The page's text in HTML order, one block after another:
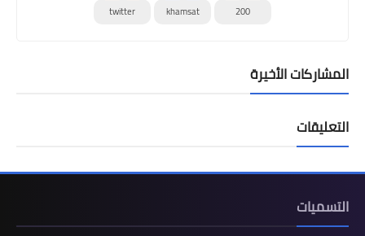
200
khamsat
twitter
المشاركات الأخيرة
التعليقات
التسميات